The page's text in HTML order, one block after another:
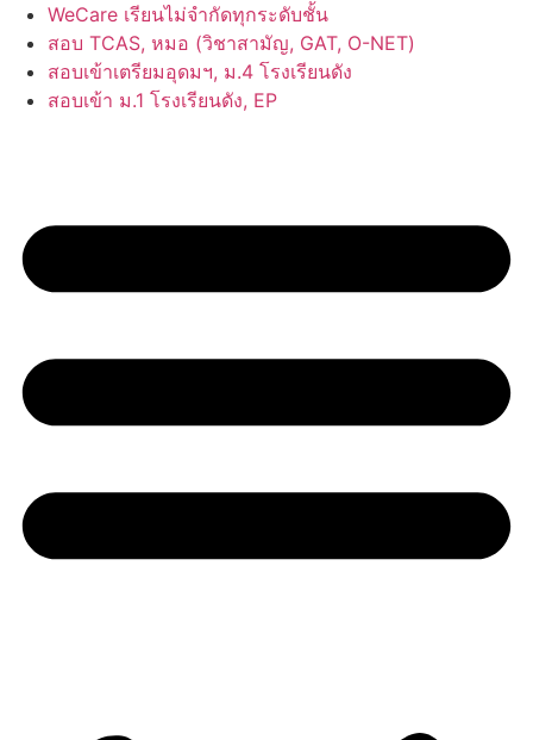
Skip
content
WeCare เรียนไม่จำกัดทุกระดับชั้น
สอบ TCAS, หมอ (วิชาสามัญ, GAT, O-NET)
สอบเข้าเตรียมอุดมฯ, ม.4 โรงเรียนดัง
สอบเข้า ม.1 โรงเรียนดัง, EP